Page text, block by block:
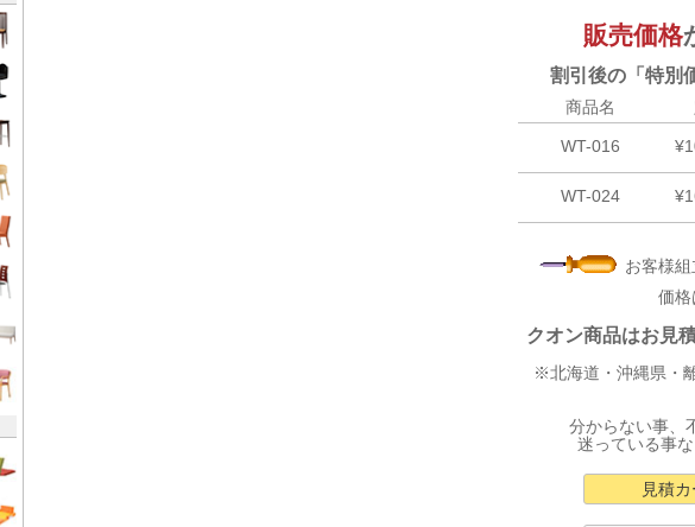
販売価格
割引後の「特別
商品名
WT-016
WT-024
お客様組
価格
クオン商品はお見
※北海道・沖縄県・
分からない事、
迷っている事
見積